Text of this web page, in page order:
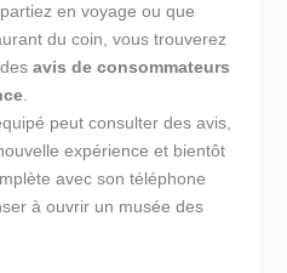
en voyage ou que
du coin, vous trouverez
desavis de consommateurs
peut consulter des avis,
expérience et bientôt
avec son téléphone
à ouvrir un musée des